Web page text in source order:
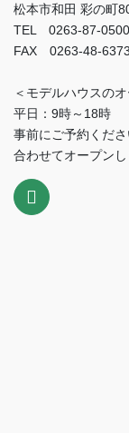
松本市和田 彩の町
TEL 0263-87-0500
FAX 0263-48-6373
＜モデルハウスの
平日：9時～18時
事前にご予約くだ
合わせてオープンし